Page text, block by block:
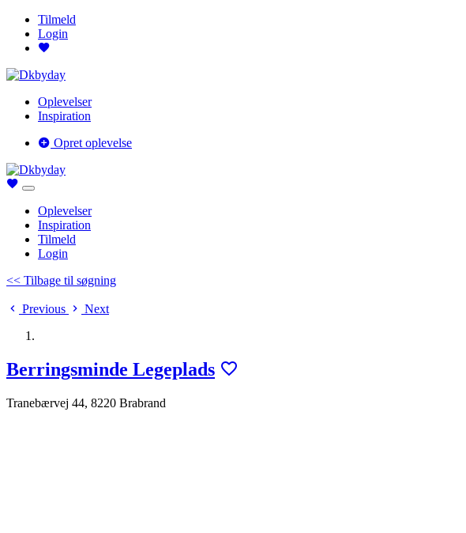
Tilmeld
Login
Oplevelser
Inspiration
Opret oplevelse
Oplevelser
Inspiration
Tilmeld
Login
<< Tilbage til søgning
Previous Next
Berringsminde Legeplads
Tranebærvej 44, 8220 Brabrand